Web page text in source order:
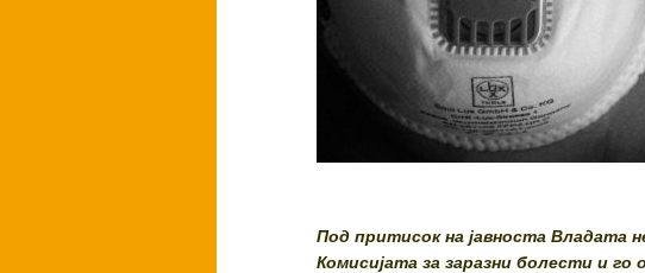
Под притисок на јавноста Владата
Комисијата за заразни болести и